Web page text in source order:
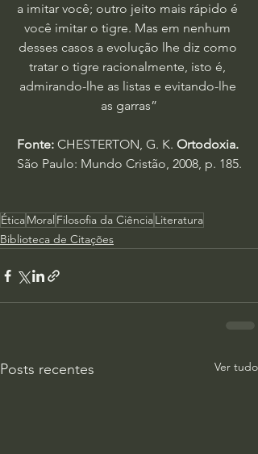
a imitar você; outro jeito mais rápido é
você imitar o tigre. Mas em nenhum
desses casos a evolução lhe diz como
tratar o tigre racionalmente, isto é,
admirando-lhe as listas e evitando-lhe
as garras”
Fonte: CHESTERTON, G. K. Ortodoxia.
São Paulo: Mundo Cristão, 2008, p. 185.
ÉticaMoral Filosofia da CiênciaLiteratura
Biblioteca de Citações
Posts recentes Ver tudo